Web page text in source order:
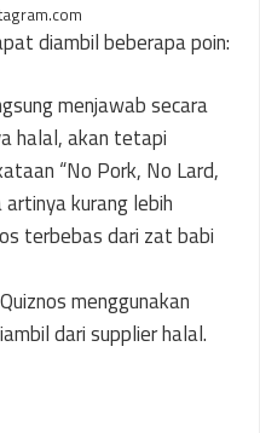
diambil beberapa poin:
menjawab secara
halal, akan tetapi
“No Pork, No Lard,
artinya kurang lebih
terbebas dari zat babi
menggunakan
dari supplier halal.